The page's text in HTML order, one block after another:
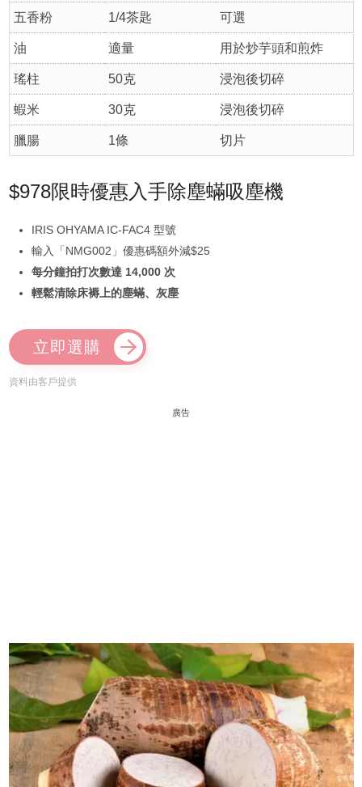
五香粉 1/4茶匙 可選
油 適量 用於炒芋頭和煎炸
瑤柱 50克 浸泡後切碎
蝦米 30克 浸泡後切碎
臘腸 1條 切片
$978限時優惠入手除塵蟎吸塵機
IRIS OHYAMA IC-FAC4 型號
輸入「NMG002」優惠碼額外減$25
每分鐘拍打次數達 14,000 次
輕鬆清除床褥上的塵蟎、灰塵
立即選購
資料由客戶提供
廣告